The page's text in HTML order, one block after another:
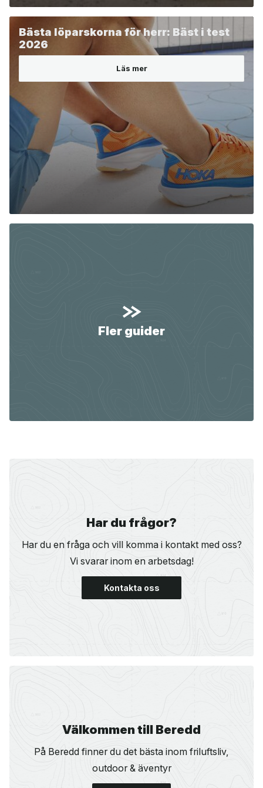
Bästa löparskorna för herr: Bäst i test
2026
Läs mer
Fler guider
Har du frågor?
Har du en fråga och vill komma i kontakt med oss?
Vi svarar inom en arbetsdag!
Kontakta oss
Välkommen till Beredd
På Beredd finner du det bästa inom friluftsliv,
outdoor & äventyr